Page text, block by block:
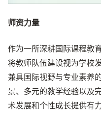
师资力量
作为一所深耕国际课程教
将教师队伍建设视为学校
兼具国际视野与专业素养
景、多元的教学经验以及
术发展和个性成长提供有力